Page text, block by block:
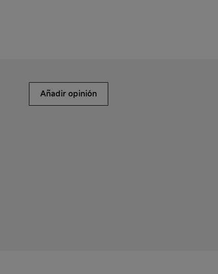
Añadir opinión